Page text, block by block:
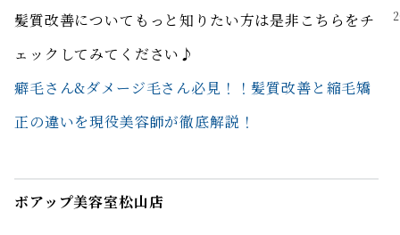
髪質改善についてもっと知りたい方は是非こちらをチ
ェックしてみてください♪
癖毛さん&ダメージ毛さん必見！！髪質改善と縮毛矯
正の違いを現役美容師が徹底解説！
ボアップ美容室松山店